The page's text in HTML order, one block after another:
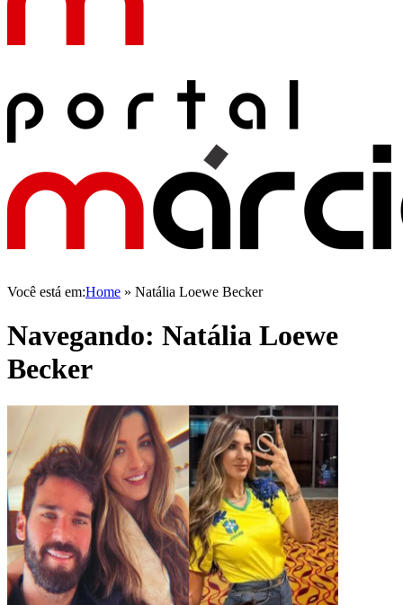
Você está em:Home » Natália Loewe Becker
Navegando: Natália Loewe
Becker